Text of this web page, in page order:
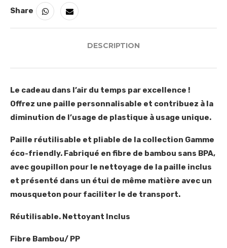
Share
DESCRIPTION
Le cadeau dans l’air du temps par excellence !
Offrez une paille personnalisable et contribuez à la
diminution de l’usage de plastique à usage unique.
Paille réutilisable et pliable de la collection Gamme
éco-friendly. Fabriqué en fibre de bambou sans BPA,
avec goupillon pour le nettoyage de la paille inclus
et présenté dans un étui de même matière avec un
mousqueton pour faciliter le de transport.
Réutilisable. Nettoyant Inclus
Fibre Bambou/ PP